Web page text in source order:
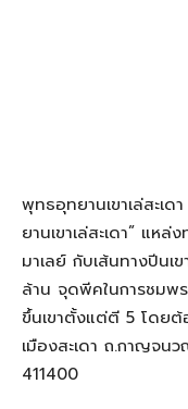
พุทธอุทยานเขาเล่สะเด
ยานเขาเล่สะเดา” แห
มาเลย์ กับเส้นทางปีนเ
ล้าน จุดพีคในการชมพ
ขึ้นเขาตั้งแต่ตี 5 โดยต้
เมืองสะเดา ถ.กาญจน
411400